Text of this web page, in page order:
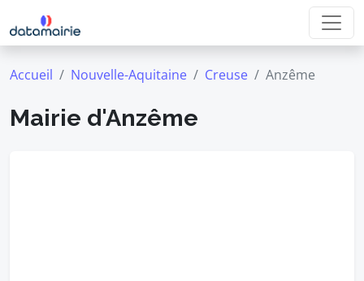
Accueil Nouvelle-Aquitaine Creuse Anzême
Mairie d'Anzême